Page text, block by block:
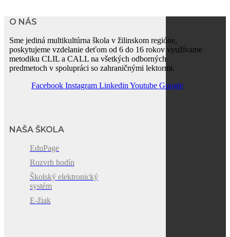
O NÁS
Sme jediná multikultúrna škola v žilinskom regióne,
poskytujeme vzdelanie deťom od 6 do 16 rokov využívame
metodiku CLIL a CALL na všetkých odborných
predmetoch v spolupráci so zahraničnými lektormi.
Facebook Instagram LinkedinYoutube Google
NAŠA ŠKOLA
EduPage
Rozvrh hodín
Školský elektronický
systém
E-žiak